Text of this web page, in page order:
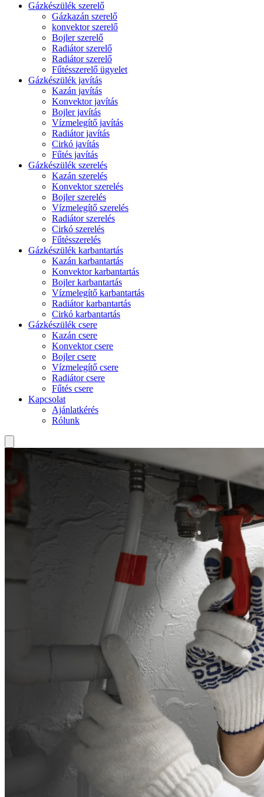
Gázkészülék szerelő
Gázkazán szerelő
konvektor szerelő
Bojler szerelő
Radiátor szerelő
Radiátor szerelő
Fűtésszerelő ügyelet
Gázkészülék javítás
Kazán javítás
Konvektor javítás
Bojler javítás
Vízmelegítő javítás
Radiátor javítás
Cirkó javítás
Fűtés javítás
Gázkészülék szerelés
Kazán szerelés
Konvektor szerelés
Bojler szerelés
Vízmelegítő szerelés
Radiátor szerelés
Cirkó szerelés
Fűtésszerelés
Gázkészülék karbantartás
Kazán karbantartás
Konvektor karbantartás
Bojler karbantartás
Vízmelegítő karbantartás
Radiátor karbantartás
Cirkó karbantartás
Gázkészülék csere
Kazán csere
Konvektor csere
Bojler csere
Vízmelegítő csere
Radiátor csere
Fűtés csere
Kapcsolat
Ajánlatkérés
Rólunk